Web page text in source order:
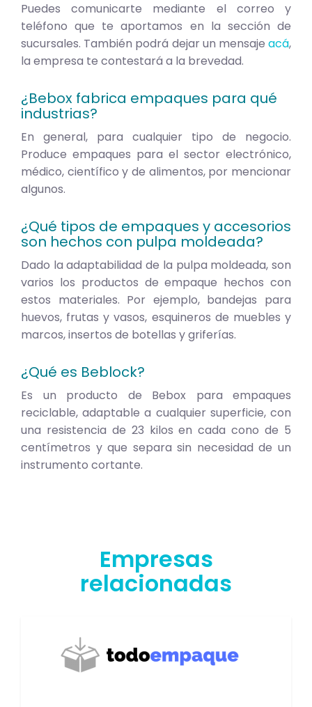
Puedes comunicarte mediante el correo y
teléfono que te aportamos en la sección de
sucursales. También podrá dejar un mensaje acá,
la empresa te contestará a la brevedad.
¿Bebox fabrica empaques para qué
industrias?
En general, para cualquier tipo de negocio.
Produce empaques para el sector electrónico,
médico, científico y de alimentos, por mencionar
algunos.
¿Qué tipos de empaques y accesorios
son hechos con pulpa moldeada?
Dado la adaptabilidad de la pulpa moldeada, son
varios los productos de empaque hechos con
estos materiales. Por ejemplo, bandejas para
huevos, frutas y vasos, esquineros de muebles y
marcos, insertos de botellas y griferías.
¿Qué es Beblock?
Es un producto de Bebox para empaques
reciclable, adaptable a cualquier superficie, con
una resistencia de 23 kilos en cada cono de 5
centímetros y que separa sin necesidad de un
instrumento cortante.
Empresas
relacionadas